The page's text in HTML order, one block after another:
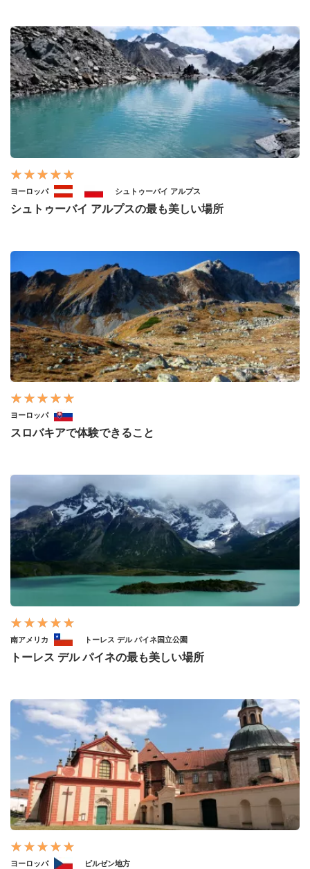
ヨーロッパ シュトゥーバイ アルプス
シュトゥーバイ アルプスの最も美しい場所
ヨーロッパ
スロバキアで体験できること
南アメリカ トーレス デル パイネ国立公園
トーレス デル パイネの最も美しい場所
ヨーロッパ ピルゼン地方